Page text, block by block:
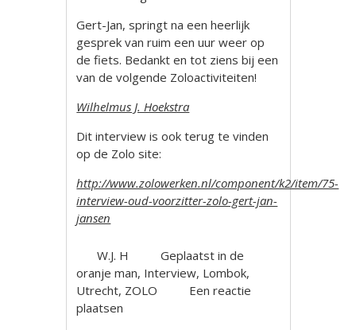
Gert-Jan, springt na een heerlijk
gesprek van ruim een uur weer op
de fiets. Bedankt en tot ziens bij een
van de volgende Zoloactiviteiten!
Wilhelmus J. Hoekstra
Dit interview is ook terug te vinden
op de Zolo site:
http://www.zolowerken.nl/component/k2/item/75-
interview-oud-voorzitter-zolo-gert-jan-
jansen
W.J. H Geplaatst inde
oranje man, Interview, Lombok,
Utrecht, ZOLO
Een reactie
plaatsen